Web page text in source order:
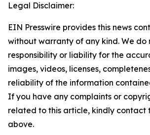
Legal Disclaimer:
EIN Presswire provides this news
without warranty of any kind. We do
responsibility or liability for the
images, videos, licenses,
reliability of the information
If you have any complaints or
related to this article, kindly contact
above.